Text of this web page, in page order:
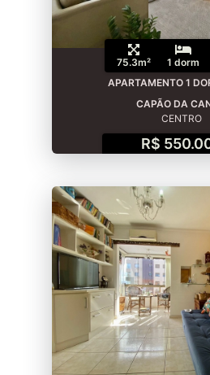
75.3m² 1 dorm
APARTAMENTO 1
CAPÃO DA
CENTRO
R$